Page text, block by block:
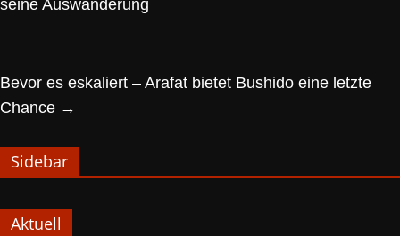
seine Auswanderung
Bevor es eskaliert – Arafat bietet Bushido eine letzte
Chance →
Sidebar
Aktuell